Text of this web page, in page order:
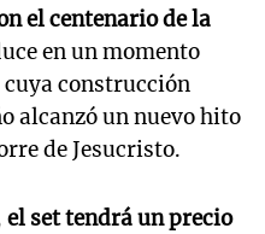
el centenario de la
en un momento
construcción
alcanzó un nuevo hito
de Jesucristo.
el set tendrá un precio